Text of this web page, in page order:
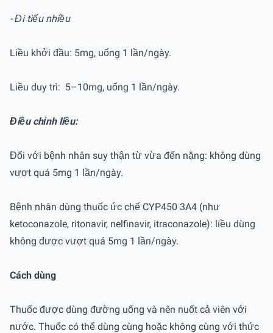
- Đi tiểu nhiều
Liều khởi đầu: 5mg, uống 1 lần/ngày.
Liều duy trì: 5–10mg, uống 1 lần/ngày.
Điều chỉnh liều:
Đối với bệnh nhân suy thận từ vừa đến nặng: không dùng
vượt quá 5mg 1 lần/ngày.
Bệnh nhân dùng thuốc ức chế CYP450 3A4 (như
ketoconazole, ritonavir, nelfinavir, itraconazole): liều dùng
không được vượt quá 5mg 1 lần/ngày.
Cách dùng
Thuốc được dùng đường uống và nên nuốt cả viên với
nước. Thuốc có thể dùng cùng hoặc không cùng với thức